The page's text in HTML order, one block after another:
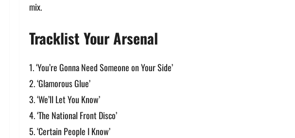
mix.
Tracklist Your Arsenal
‘You’re Gonna Need Someone on Your Side’
‘Glamorous Glue’
‘We’ll Let You Know’
‘The National Front Disco’
‘Certain People I Know’